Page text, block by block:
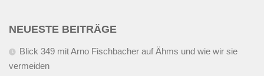
NEUESTE BEITRÄGE
Blick 349 mit Arno Fischbacher auf Ähms und wie wir sie
vermeiden